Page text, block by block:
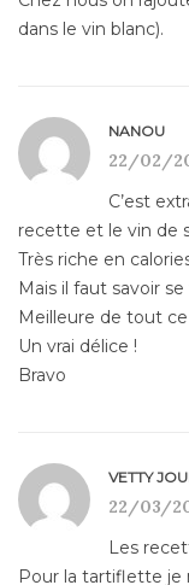
dans le vin blanc).
NANOU
22/02/
C’est
recette et le vin de
Très riche en
Mais il faut savoir
Meilleure de tout ce
Un vrai délice !
Bravo
VETTY
22/03/
Les
Pour la tartiflette je